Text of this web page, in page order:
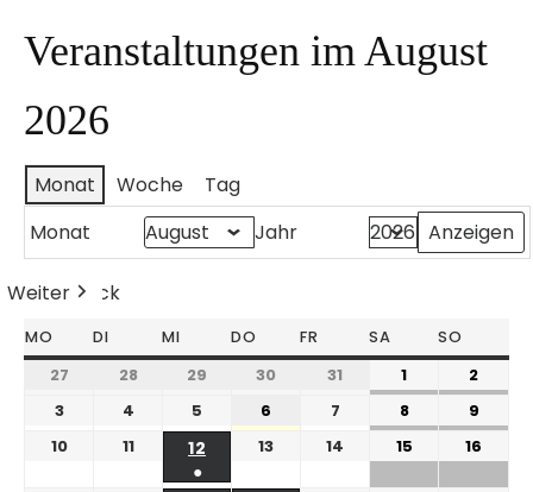
Veranstaltungen im August
2026
Monat Woche
Tag
Monat
Jahr
Zurück
Heute
Weiter
MO DI MI DO FR SA SO
27 28 29 30 31 1
2
3
4 5 6 7 8
9
10
11
12
●
13 14 15 16